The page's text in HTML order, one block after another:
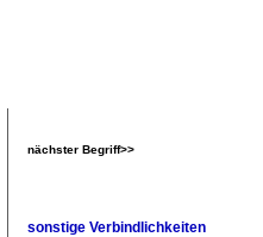
nächster Begriff>>
sonstige Verbindlichkeiten